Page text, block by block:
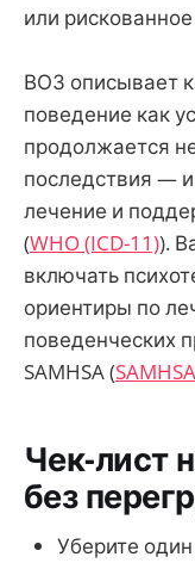
или
ВОЗ описывает
поведение как
продолжается
последствия —
лечение и
(WHO (ICD-11)).
включать
ориентиры по
поведенческих
SAMHSA (
Чек-лист
без
Уберите